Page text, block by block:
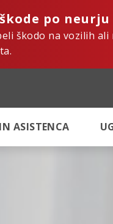
po neurju
škodo na vozilih
ASISTENCA